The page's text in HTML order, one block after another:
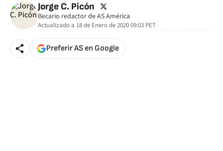
Jorge C. Picón twitter
Becario redactor de AS América
Actualizado a 18 de Enero de 2020 09:03 PET
Preferir AS en Google